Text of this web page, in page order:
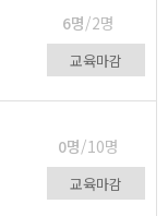
6명/2명
교육마감
0명/10명
교육마감